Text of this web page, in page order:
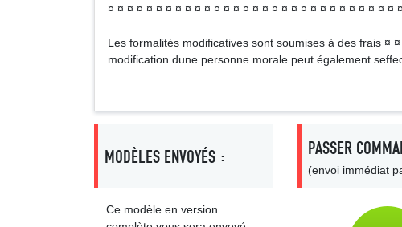
¤ ¤ ¤ ¤ ¤ ¤ ¤ ¤ ¤ ¤ ¤ ¤ ¤ ¤ ¤ ¤ ¤ ¤ ¤ ¤ ¤ ¤ ¤ ¤ ¤ ¤ ¤ ¤ ¤
Les formalités modificatives sont soumises à des frais ¤
modification dune personne morale peut également
MODÈLES ENVOYÉS :
Ce modèle en version
PASSER
(envoi immédiat